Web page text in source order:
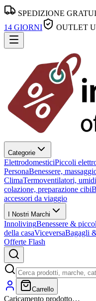
SPEDIZIONE
14 GIORNI
OUTLET
Categorie
ElettrodomesticiPiccoli
PersonaBenessere,
ClimaTermoventilatori,
colazione, preparazione cibi
accessori da viaggio
I Nostri Marchi
InnolivingBenessere &
della casaViceversaBagagli
Offerte Flash
Carrello
Caricamento prodotto…